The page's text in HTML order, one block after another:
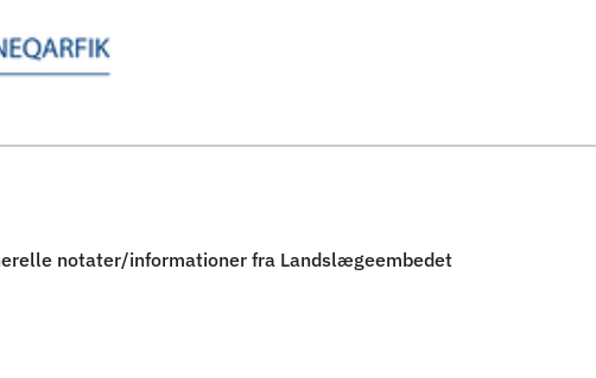
notater/informationer fra Landslægeembedet